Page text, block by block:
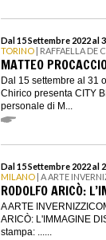
Dal 15 Settembre 2022 al
TORINO | RAFFAELLA DE
MATTEO
Dal 15 settembre al 31
Chirico presenta CITY
personale di M...
Dal 15 Settembre 2022 al
MILANO | A ARTE
RODOLFO ARICÒ:
A ARTE
ARICÒ: L'IMMAGINE
stampa: ......